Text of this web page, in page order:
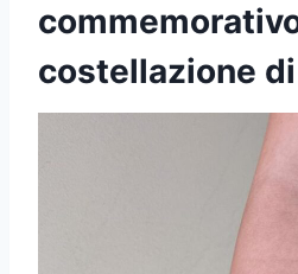
costellazione